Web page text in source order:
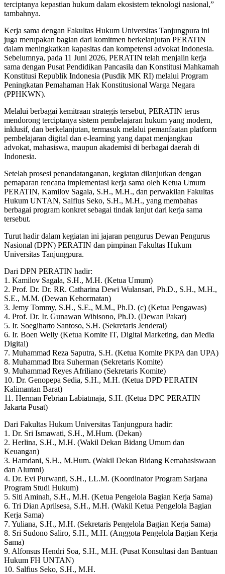
terciptanya kepastian hukum dalam ekosistem teknologi nasional,”
tambahnya.
Kerja sama dengan Fakultas Hukum Universitas Tanjungpura ini
juga merupakan bagian dari komitmen berkelanjutan PERATIN
dalam meningkatkan kapasitas dan kompetensi advokat Indonesia.
Sebelumnya, pada 11 Juni 2026, PERATIN telah menjalin kerja
sama dengan Pusat Pendidikan Pancasila dan Konstitusi Mahkamah
Konstitusi Republik Indonesia (Pusdik MK RI) melalui Program
Peningkatan Pemahaman Hak Konstitusional Warga Negara
(PPHKWN).
Melalui berbagai kemitraan strategis tersebut, PERATIN terus
mendorong terciptanya sistem pembelajaran hukum yang modern,
inklusif, dan berkelanjutan, termasuk melalui pemanfaatan platform
pembelajaran digital dan e-learning yang dapat menjangkau
advokat, mahasiswa, maupun akademisi di berbagai daerah di
Indonesia.
Setelah prosesi penandatanganan, kegiatan dilanjutkan dengan
pemaparan rencana implementasi kerja sama oleh Ketua Umum
PERATIN, Kamilov Sagala, S.H., M.H., dan perwakilan Fakultas
Hukum UNTAN, Salfius Seko, S.H., M.H., yang membahas
berbagai program konkret sebagai tindak lanjut dari kerja sama
tersebut.
Turut hadir dalam kegiatan ini jajaran pengurus Dewan Pengurus
Nasional (DPN) PERATIN dan pimpinan Fakultas Hukum
Universitas Tanjungpura.
Dari DPN PERATIN hadir:
1. Kamilov Sagala, S.H., M.H. (Ketua Umum)
2. Prof. Dr. Dr. RR. Catharina Dewi Wulansari, Ph.D., S.H., M.H.,
S.E., M.M. (Dewan Kehormatan)
3. Jemy Tommy, S.H., S.E., M.M., Ph.D. (c) (Ketua Pengawas)
4. Prof. Dr. Ir. Gunawan Wibisono, Ph.D. (Dewan Pakar)
5. Ir. Soegiharto Santoso, S.H. (Sekretaris Jenderal)
6. Ir. Boen Welly (Ketua Komite IT, Digital Marketing, dan Media
Digital)
7. Muhammad Reza Saputra, S.H. (Ketua Komite PKPA dan UPA)
8. Muhammad Ibra Suherman (Sekretaris Komite)
9. Muhammad Reyes Afriliano (Sekretaris Komite)
10. Dr. Genopepa Sedia, S.H., M.H. (Ketua DPD PERATIN
Kalimantan Barat)
11. Herman Febrian Labiatmaja, S.H. (Ketua DPC PERATIN
Jakarta Pusat)
Dari Fakultas Hukum Universitas Tanjungpura hadir:
1. Dr. Sri Ismawati, S.H., M.Hum. (Dekan)
2. Herlina, S.H., M.H. (Wakil Dekan Bidang Umum dan
Keuangan)
3. Hamdani, S.H., M.Hum. (Wakil Dekan Bidang Kemahasiswaan
dan Alumni)
4. Dr. Evi Purwanti, S.H., LL.M. (Koordinator Program Sarjana
Program Studi Hukum)
5. Siti Aminah, S.H., M.H. (Ketua Pengelola Bagian Kerja Sama)
6. Tri Dian Aprilsesa, S.H., M.H. (Wakil Ketua Pengelola Bagian
Kerja Sama)
7. Yuliana, S.H., M.H. (Sekretaris Pengelola Bagian Kerja Sama)
8. Sri Sudono Saliro, S.H., M.H. (Anggota Pengelola Bagian Kerja
Sama)
9. Alfonsus Hendri Soa, S.H., M.H. (Pusat Konsultasi dan Bantuan
Hukum FH UNTAN)
10. Salfius Seko, S.H., M.H.